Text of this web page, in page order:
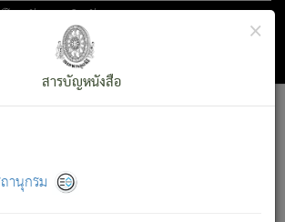
ลกกับจตุราริยสัจ
สารบัญ×
สารบัญหนังสือ
านุกรม
วามเดือดร้อนแล้ว มีผัสสะบังหน้า